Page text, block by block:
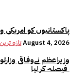
پاکستانیوں کو امریکی
تازہ ترینAugust 4, 2026
وزیراعظم نےوفاقی